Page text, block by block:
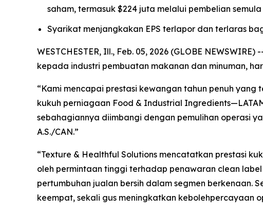
saham, termasuk $224 juta melalui pembelian
Syarikat menjangkakan EPS terlapor dan terlaras
WESTCHESTER, Ill., Feb. 05, 2026 (GLOBE
kepada industri pembuatan makanan dan minuman,
“Kami mencapai prestasi kewangan tahun penuh
kukuh perniagaan Food & Industrial
sebahagiannya diimbangi dengan pemulihan operasi
A.S./CAN.”
“Texture & Healthful Solutions mencatatkan prestasi
oleh permintaan tinggi terhadap penawaran clean
pertumbuhan jualan bersih dalam segmen berkenaan.
keempat, sekali gus meningkatkan kebolehpercayaan